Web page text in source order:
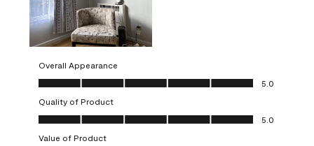
Overall Appearance
Overall Appearance, 5.0 out of 5
5.0
Quality of Product
Quality of Product, 5.0 out of 5
5.0
Value of Product